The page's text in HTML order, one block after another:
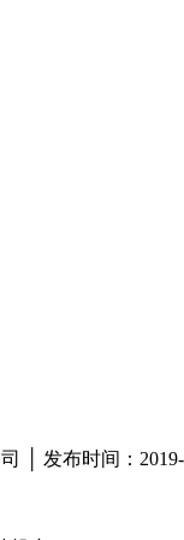
司 │ 发布时间：